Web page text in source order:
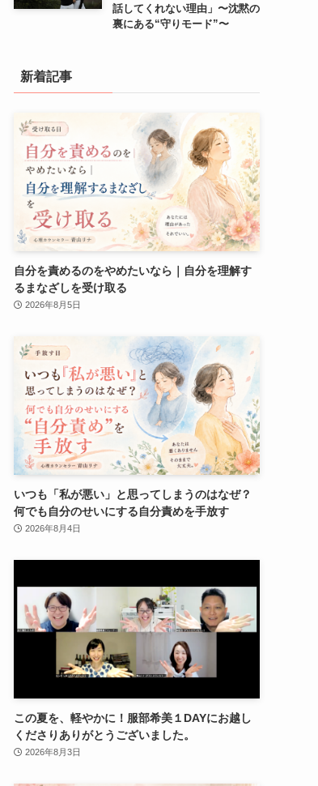
話してくれない理由」〜沈黙の
裏にある“守りモード”〜
新着記事
自分を責めるのをやめたいなら｜自分を理解す
るまなざしを受け取る
2026年8月5日
いつも「私が悪い」と思ってしまうのはなぜ？
何でも自分のせいにする自分責めを手放す
2026年8月4日
この夏を、軽やかに！服部希美１DAYにお越し
くださりありがとうございました。
2026年8月3日